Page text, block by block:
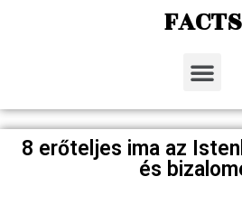
FACTS
8 erőteljes ima az
és